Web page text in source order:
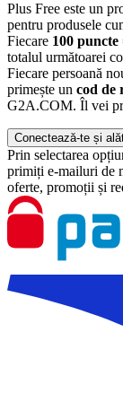
Plus Free este un
pentru produsele
Fiecare 100
totalul următoarei
Fiecare persoană
primește un cod de
G2A.COM. Îl vei
Conectează-te și
Prin selectarea
primiți e-mailuri de
oferte, promoții și